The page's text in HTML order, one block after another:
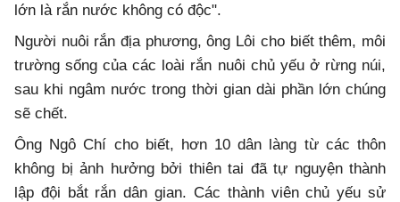
lớn là rắn nước không có độc".
Người nuôi rắn địa phương, ông Lôi cho biết thêm, môi
trường sống của các loài rắn nuôi chủ yếu ở rừng núi,
sau khi ngâm nước trong thời gian dài phần lớn chúng
sẽ chết.
Ông Ngô Chí cho biết, hơn 10 dân làng từ các thôn
không bị ảnh hưởng bởi thiên tai đã tự nguyện thành
lập đội bắt rắn dân gian. Các thành viên chủ yếu sử